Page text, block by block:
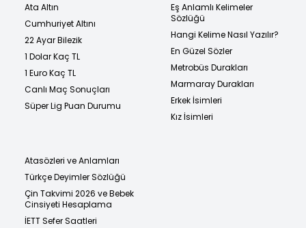
Ata Altın
Cumhuriyet Altını
22 Ayar Bilezik
1 Dolar Kaç TL
1 Euro Kaç TL
Canlı Maç Sonuçları
Süper Lig Puan Durumu
Eş Anlamlı Kelimeler
Sözlüğü
Hangi Kelime Nasıl Yazılır?
En Güzel Sözler
Metrobüs Durakları
Marmaray Durakları
Erkek İsimleri
Kız İsimleri
Atasözleri ve Anlamları
Türkçe Deyimler Sözlüğü
Çin Takvimi 2026 ve Bebek
Cinsiyeti Hesaplama
İETT Sefer Saatleri